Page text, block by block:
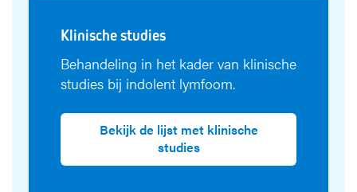
Klinische studies
Behandeling in het kader van klinische
studies bij indolent lymfoom.
Bekijk de lijst met klinische
studies